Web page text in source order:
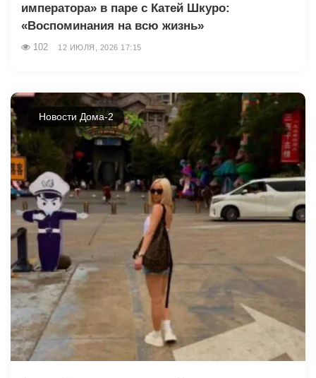
императора» в паре с Катей Шкуро:
«Воспоминания на всю жизнь»
102 12 ИЮЛЯ, 2026 17:15
Новости Дома-2